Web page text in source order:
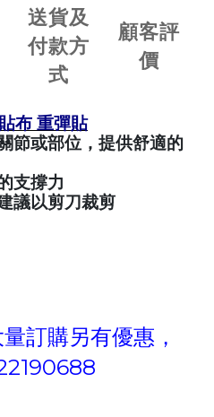
送貨及
付款方
式
顧客評
價
布 重彈貼
節或部位，提供舒適的
支撐力
議以剪刀裁剪
訂購另有優惠，